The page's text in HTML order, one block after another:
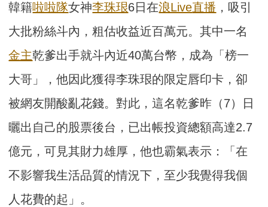
韓籍啦啦隊女神李珠珢6日在浪Live直播 ，吸引
大批粉絲斗內，粗估收益近百萬元。其中一名
金主乾爹出手就斗內近40萬台幣，成為「榜一
大哥」，他因此獲得李珠珢的限定唇印卡，卻
被網友開酸亂花錢。對此，這名乾爹昨（7）日
曬出自己的股票後台，已出帳投資總額高達2.7
億元，可見其財力雄厚，他也霸氣表示：「在
不影響我生活品質的情況下，至少我覺得我個
人花費的起」。